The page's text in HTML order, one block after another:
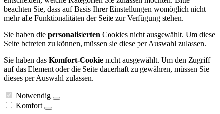
beachten Sie, dass auf Basis Ihrer Einstellungen womöglich nicht
mehr alle Funktionalitäten der Seite zur Verfügung stehen.
Sie haben die personalisierten Cookies nicht ausgewählt. Um diese
Seite betreten zu können, müssen sie diese per Auswahl zulassen.
Sie haben das Komfort-Cookie nicht ausgewählt. Um den Zugriff
auf das Element oder die Seite dauerhaft zu gewähren, müssen Sie
dieses per Auswahl zulassen.
Notwendig
Komfort